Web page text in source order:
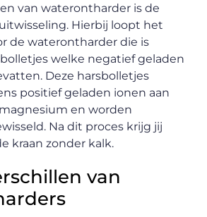
van waterontharder is de
Hierbij loopt het
de waterontharder die is
welke negatief geladen
Deze harsbolletjes
positief geladen ionen aan
en worden
Na dit proces krijg jij
kraan zonder kalk.
van